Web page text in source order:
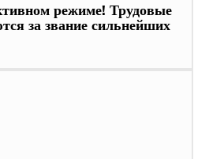
режиме! Трудовые
за звание сильнейших